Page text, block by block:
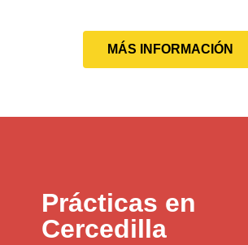
MÁS INFORMACIÓN
Prácticas en
Cercedilla